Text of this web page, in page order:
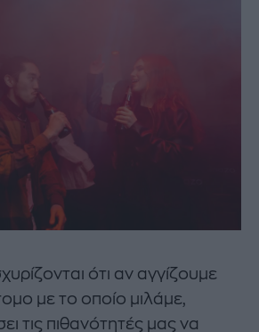
ότι αν αγγίζουμε
με το οποίο μιλάμε,
τις πιθανότητές μας να